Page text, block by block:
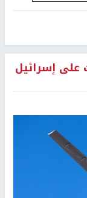
أطلقت على إسرائيل